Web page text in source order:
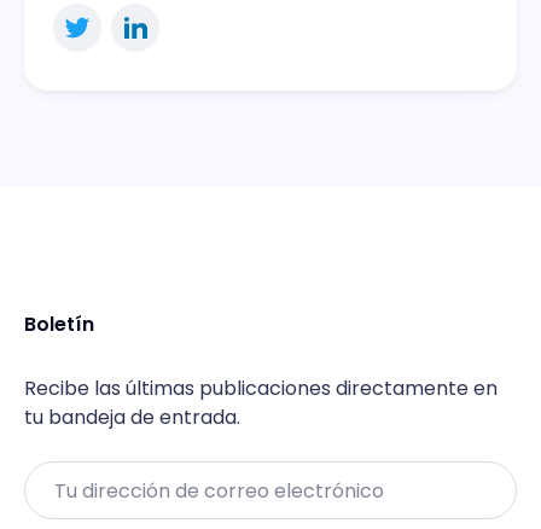
Boletín
Recibe las últimas publicaciones directamente en
tu bandeja de entrada.
Email